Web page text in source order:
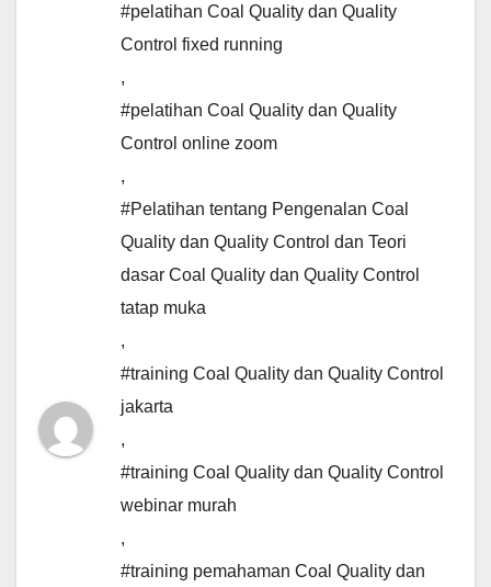
#pelatihan Coal Quality dan Quality
Control fixed running
,
#pelatihan Coal Quality dan Quality
Control online zoom
,
#Pelatihan tentang Pengenalan Coal
Quality dan Quality Control dan Teori
dasar Coal Quality dan Quality Control
tatap muka
,
#training Coal Quality dan Quality Control
jakarta
,
#training Coal Quality dan Quality Control
webinar murah
,
#training pemahaman Coal Quality dan